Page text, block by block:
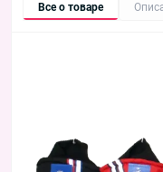
Все о товаре